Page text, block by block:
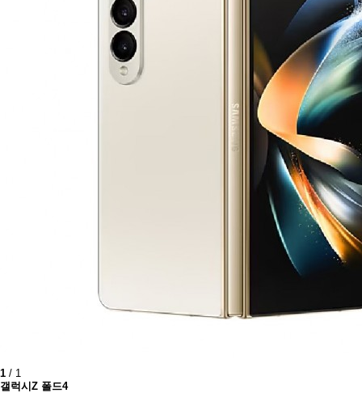
1 / 1
갤럭시Z 폴드4